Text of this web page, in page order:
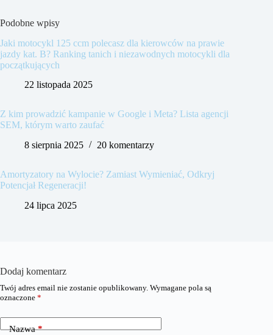
Podobne wpisy
Jaki motocykl 125 ccm polecasz dla kierowców na prawie
jazdy kat. B? Ranking tanich i niezawodnych motocykli dla
początkujących
22 listopada 2025
Z kim prowadzić kampanie w Google i Meta? Lista agencji
SEM, którym warto zaufać
8 sierpnia 2025
20 komentarzy
Amortyzatory na Wylocie? Zamiast Wymieniać, Odkryj
Potencjał Regeneracji!
24 lipca 2025
Dodaj komentarz
Twój adres email nie zostanie opublikowany. Wymagane pola są
oznaczone *
Nazwa*